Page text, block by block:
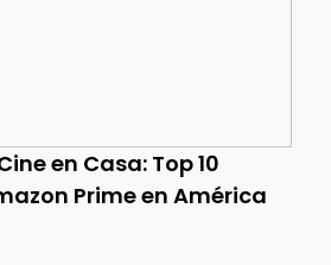
en Casa: Top 10
Prime en América